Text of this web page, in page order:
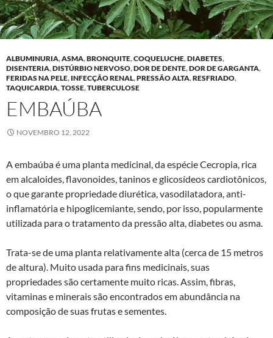
ALBUMINURIA,ASMA,BRONQUITE,COQUELUCHE,DIABETES,
DISENTERIA,DISTÚRBIO NERVOSO,DOR DE DENTE,DOR DE GARGANTA,
FERIDAS NA PELE, INFECÇÃO RENAL,PRESSÃO ALTA,RESFRIADO,
TAQUICARDIA,TOSSE,TUBERCULOSE
EMBAÚBA
NOVEMBRO 12, 2022
A embaúba é uma planta medicinal, da espécie Cecropia, rica
em alcaloides, flavonoides, taninos e glicosídeos cardiotônicos,
o que garante propriedade diurética, vasodilatadora, anti-
inflamatória e hipoglicemiante, sendo, por isso, popularmente
utilizada para o tratamento da pressão alta, diabetes ou asma.
Trata-se de uma planta relativamente alta (cerca de 15 metros
de altura). Muito usada para fins medicinais, suas
propriedades são certamente muito ricas. Assim, fibras,
vitaminas e minerais são encontrados em abundância na
composição de suas frutas e sementes.